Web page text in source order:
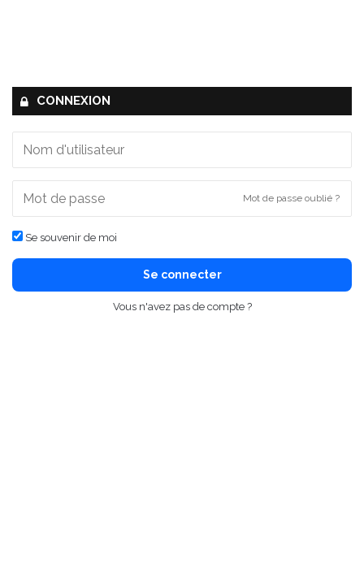
CONNEXION
Mot de passe oublié ?
Se souvenir de moi
Se connecter
Vous n'avez pas de compte ?